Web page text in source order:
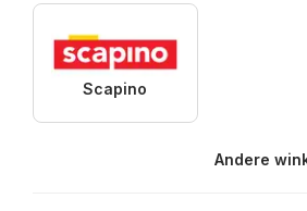
Scapino
Andere